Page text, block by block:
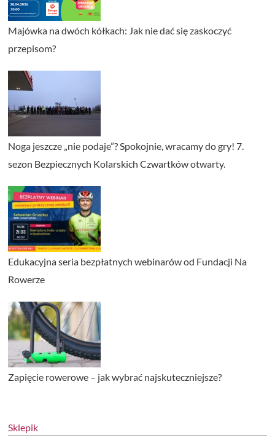
Majówka na dwóch kółkach: Jak nie dać się zaskoczyć
przepisom?
Noga jeszcze „nie podaje”? Spokojnie, wracamy do gry! 7.
sezon Bezpiecznych Kolarskich Czwartków otwarty.
Edukacyjna seria bezpłatnych webinarów od Fundacji Na
Rowerze
Zapięcie rowerowe – jak wybrać najskuteczniejsze?
Sklepik